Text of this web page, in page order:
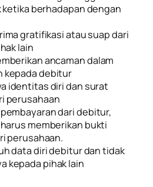
ketika berhadapan dengan
gratifikasi atau suap dari
lain
ancaman dalam
kepada debitur
identitas diri dan surat
perusahaan
dari debitur,
memberikan bukti
perusahaan.
data diri debitur dan tidak
kepada pihak lain